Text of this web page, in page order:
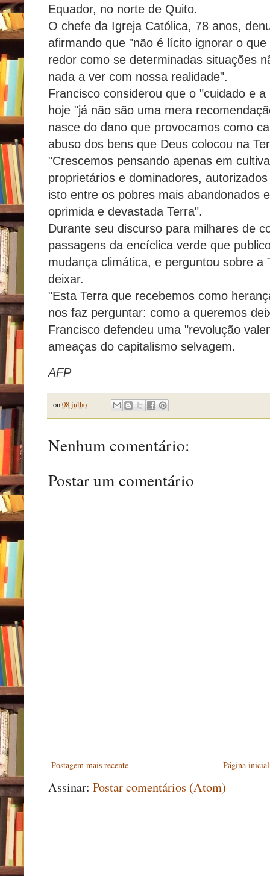
Equador, no norte de Quito.
O chefe da Igreja Católica, 78 anos,
afirmando que "não é lícito ignorar o
redor como se determinadas situações
nada a ver com nossa realidade".
Francisco considerou que o "cuidado e
hoje "já não são uma mera
nasce do dano que provocamos como
abuso dos bens que Deus colocou na
"Crescemos pensando apenas em
proprietários e dominadores,
isto entre os pobres mais abandonados
oprimida e devastada Terra".
Durante seu discurso para milhares de
passagens da encíclica verde que
mudança climática, e perguntou sobre a
deixar.
"Esta Terra que recebemos como
nos faz perguntar: como a queremos
Francisco defendeu uma "revolução
ameaças do capitalismo selvagem.
AFP
on08 julho
Nenhum comentário:
Postar um comentário
Postagem mais recente Página inicial
Assinar: Postar comentários (Atom)